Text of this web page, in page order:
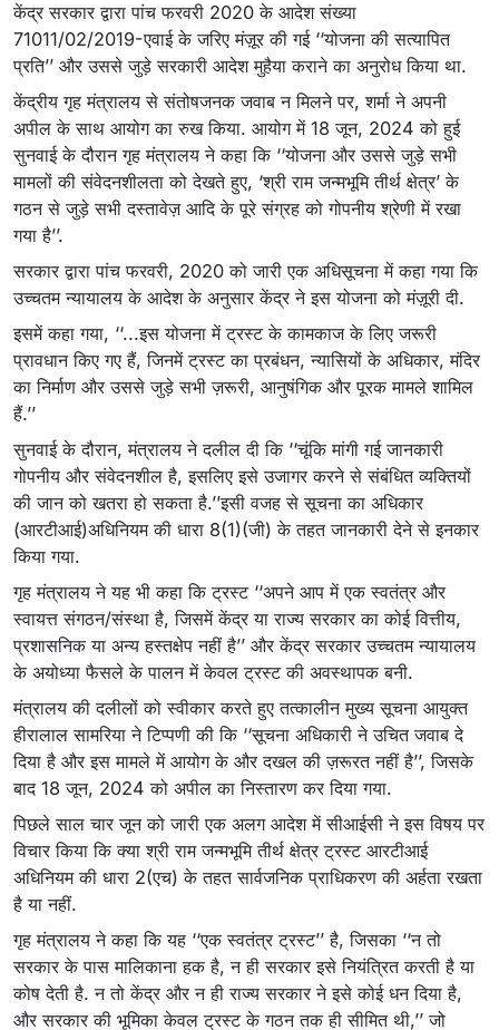
केंद्र सरकार द्वारा पांच फरवरी 2020 के आदेश संख्या
71011/02/2019-एवाई के जरिए मंज़ूर की गई ‘‘योजना की सत्यापित
प्रति’’ और उससे जुड़े सरकारी आदेश मुहैया कराने का अनुरोध किया था.
केंद्रीय गृह मंत्रालय से संतोषजनक जवाब न मिलने पर, शर्मा ने अपनी
अपील के साथ आयोग का रुख किया. आयोग में 18 जून, 2024 को हुई
सुनवाई के दौरान गृह मंत्रालय ने कहा कि ‘‘योजना और उससे जुड़े सभी
मामलों की संवेदनशीलता को देखते हुए, ‘श्री राम जन्मभूमि तीर्थ क्षेत्र’ के
गठन से जुड़े सभी दस्तावेज़ आदि के पूरे संग्रह को गोपनीय श्रेणी में रखा
गया है’’.
सरकार द्वारा पांच फरवरी, 2020 को जारी एक अधिसूचना में कहा गया कि
उच्चतम न्यायालय के आदेश के अनुसार केंद्र ने इस योजना को मंज़ूरी दी.
इसमें कहा गया, ‘‘...इस योजना में ट्रस्ट के कामकाज के लिए जरूरी
प्रावधान किए गए हैं, जिनमें ट्रस्ट का प्रबंधन, न्यासियों के अधिकार, मंदिर
का निर्माण और उससे जुड़े सभी ज़रूरी, आनुषंगिक और पूरक मामले शामिल
हैं.’’
सुनवाई के दौरान, मंत्रालय ने दलील दी कि ‘‘चूंकि मांगी गई जानकारी
गोपनीय और संवेदनशील है, इसलिए इसे उजागर करने से संबंधित व्यक्तियों
की जान को खतरा हो सकता है.’’इसी वजह से सूचना का अधिकार
(आरटीआई)अधिनियम की धारा 8(1)(जी) के तहत जानकारी देने से इनकार
किया गया.
गृह मंत्रालय ने यह भी कहा कि ट्रस्ट ‘‘अपने आप में एक स्वतंत्र और
स्वायत्त संगठन/संस्था है, जिसमें केंद्र या राज्य सरकार का कोई वित्तीय,
प्रशासनिक या अन्य हस्तक्षेप नहीं है’’ और केंद्र सरकार उच्चतम न्यायालय
के अयोध्या फैसले के पालन में केवल ट्रस्ट की अवस्थापक बनी.
मंत्रालय की दलीलों को स्वीकार करते हुए तत्कालीन मुख्य सूचना आयुक्त
हीरालाल सामरिया ने टिप्पणी की कि ‘‘सूचना अधिकारी ने उचित जवाब दे
दिया है और इस मामले में आयोग के और दखल की ज़रूरत नहीं है’’, जिसके
बाद 18 जून, 2024 को अपील का निस्तारण कर दिया गया.
पिछले साल चार जून को जारी एक अलग आदेश में सीआईसी ने इस विषय पर
विचार किया कि क्या श्री राम जन्मभूमि तीर्थ क्षेत्र ट्रस्ट आरटीआई
अधिनियम की धारा 2(एच) के तहत सार्वजनिक प्राधिकरण की अर्हता रखता
है या नहीं.
गृह मंत्रालय ने कहा कि यह ‘‘एक स्वतंत्र ट्रस्ट’’ है, जिसका ‘‘न तो
सरकार के पास मालिकाना हक है, न ही सरकार इसे नियंत्रित करती है या
कोष देती है. न तो केंद्र और न ही राज्य सरकार ने इसे कोई धन दिया है,
और सरकार की भूमिका केवल ट्रस्ट के गठन तक ही सीमित थी,’’ जो